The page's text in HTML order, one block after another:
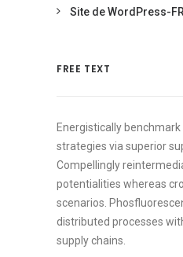
Site de WordPress-FR
FREE TEXT
Energistically
strategies via superior
Compellingly
potentialities whereas
scenarios.
distributed processes
supply chains.